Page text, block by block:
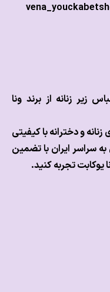
از برند ونا
با کیفیتی
ایران با تضمین
تجربه کنید.